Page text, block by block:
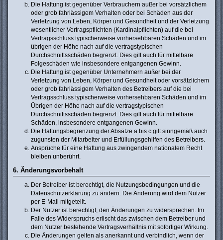
Die Haftung ist gegenüber Verbrauchern außer bei vorsätzlichem
oder grob fahrlässigem Verhalten oder bei Schäden aus der
Verletzung von Leben, Körper und Gesundheit und der Verletzung
wesentlicher Vertragspflichten (Kardinalpflichten) auf die bei
Vertragsschluss typischerweise vorhersehbaren Schäden und im
übrigen der Höhe nach auf die vertragstypischen
Durchschnittsschäden begrenzt. Dies gilt auch für mittelbare
Folgeschäden wie insbesondere entgangenen Gewinn.
Die Haftung ist gegenüber Unternehmern außer bei der
Verletzung von Leben, Körper und Gesundheit oder vorsätzlichem
oder grob fahrlässigem Verhalten des Betreibers auf die bei
Vertragsschluss typischerweise vorhersehbaren Schäden und im
Übrigen der Höhe nach auf die vertragstypischen
Durchschnittsschäden begrenzt. Dies gilt auch für mittelbare
Schäden, insbesondere entgangenen Gewinn.
Die Haftungsbegrenzung der Absätze a bis c gilt sinngemäß auch
zugunsten der Mitarbeiter und Erfüllungsgehilfen des Betreibers.
Ansprüche für eine Haftung aus zwingendem nationalem Recht
bleiben unberührt.
6. Änderungsvorbehalt
Der Betreiber ist berechtigt, die Nutzungsbedingungen und die
Datenschutzerklärung zu ändern. Die Änderung wird dem Nutzer
per E-Mail mitgeteilt.
Der Nutzer ist berechtigt, den Änderungen zu widersprechen. Im
Falle des Widerspruchs erlischt das zwischen dem Betreiber und
dem Nutzer bestehende Vertragsverhältnis mit sofortiger Wirkung.
Die Änderungen gelten als anerkannt und verbindlich, wenn der